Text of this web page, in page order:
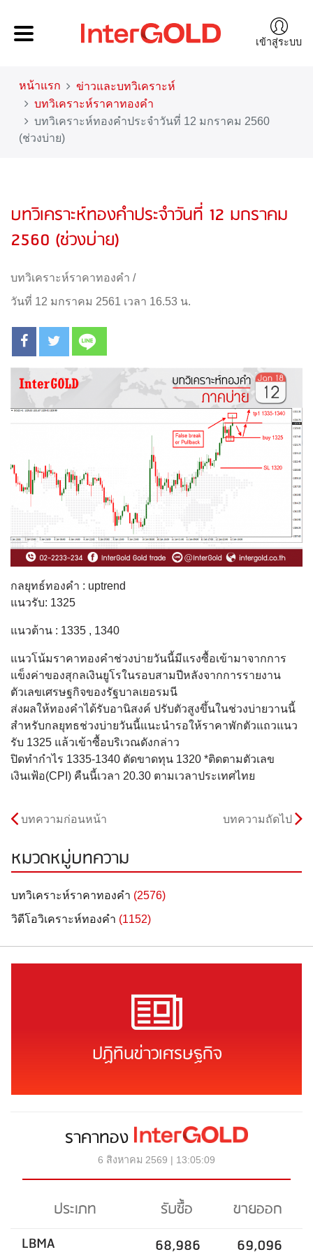
เข้าสู่ระบบ
หน้าแรก
ข่าวและบทวิเคราะห์
บทวิเคราะห์ราคาทองคำ
บทวิเคราะห์ทองคำประจำวันที่ 12 มกราคม 2560
(ช่วงบ่าย)
บทวิเคราะห์ทองคำประจำวันที่ 12 มกราคม
2560 (ช่วงบ่าย)
บทวิเคราะห์ราคาทองคำ /
วันที่ 12 มกราคม 2561 เวลา 16.53 น.
กลยุทธ์ทองคำ : uptrend
แนวรับ: 1325
แนวต้าน : 1335 , 1340
แนวโน้มราคาทองคำช่วงบ่ายวันนี้มีแรงซื้อเข้ามาจากการ
แข็งค่าของสุกลเงินยูโรในรอบสามปีหลังจากการรายงาน
ตัวเลขเศรษฐกิจของรัฐบาลเยอรมนี
ส่งผลให้ทองคำได้รับอานิสงค์ ปรับตัวสูงขึ้นในช่วงบ่ายวานนี้
สำหรับกลยุทธช่วงบ่ายวันนี้แนะนำรอให้ราคาพักตัวแถวแนว
รับ 1325 แล้วเข้าซื้อบริเวณดังกล่าว
ปิดทำกำไร 1335-1340 ตัดขาดทุน 1320 *ติดตามตัวเลข
เงินเฟ้อ(CPI) คืนนี้เวลา 20.30 ตามเวลาประเทศไทย
บทความก่อนหน้า บทความถัดไป
หมวดหมู่บทความ
บทวิเคราะห์ราคาทองคำ (2576)
วิดีโอวิเคราะห์ทองคำ (1152)
ปฏิทินข่าวเศรษฐกิจ
ราคาทอง
6 สิงหาคม 2569 | 13:05:09
ประเภท รับซื้อ
ขายออก
LBMA
68,986 69,096